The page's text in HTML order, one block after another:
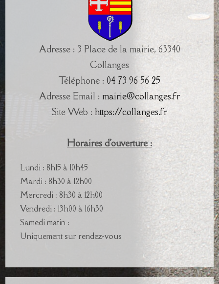
Adresse : 3 Place de la mairie, 63340
Collanges
Téléphone : 04 73 96 56 25
Adresse Email : mairie@collanges.fr
Site Web : https://collanges.fr
Horaires d'ouverture :
Lundi : 8h15 à 10h45
Mardi : 8h30 à 12h00
Mercredi : 8h30 à 12h00
Vendredi : 13h00 à 16h30
Samedi matin :
Uniquement sur rendez-vous